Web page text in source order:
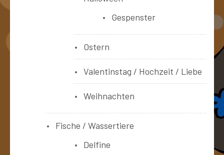
Gespenster
Ostern
Valentinstag / Hochzeit / Liebe
Weihnachten
Fische / Wassertiere
Delfine